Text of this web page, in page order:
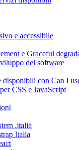
e accessibile
e Graceful
del software
disponibili con Can I
CSS e JavaScript
.italia
Italia